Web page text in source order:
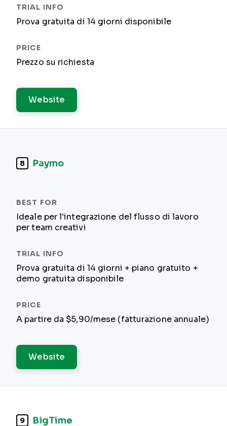
Prova gratuita di 14 giorni disponibile
Prezzo su richiesta
Website
8 Paymo
Ideale per l'integrazione del flusso di lavoro
per team creativi
Prova gratuita di 14 giorni + piano gratuito +
demo gratuita disponibile
A partire da $5,90/mese (fatturazione annuale)
Website
9 BigTime